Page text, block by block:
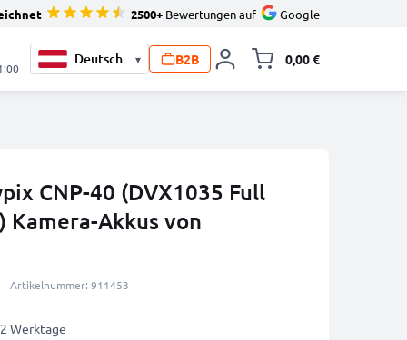
2500+ Bewertungen auf Google
▾ B2B 0,00 €
CNP-40 (DVX1035 Full
Kamera-Akkus von
Artikelnummer: 911453
Werktage